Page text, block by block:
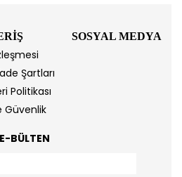
SOSYAL MEDYA
Şartları
Politikası
Güvenlik
E-BÜLTEN